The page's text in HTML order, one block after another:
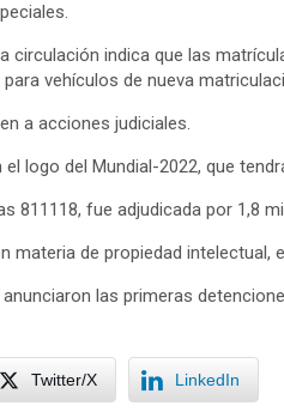
circulación indica que las
vehículos de nueva
a acciones judiciales.
logo del Mundial-2022, que
811118, fue adjudicada por 1,8
materia de propiedad
las primeras
Twitter/X LinkedIn